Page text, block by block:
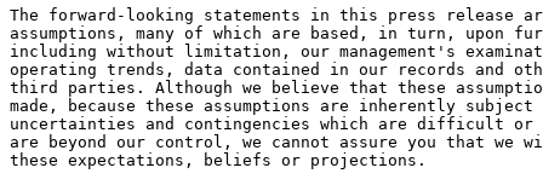
The forward-looking statements in this press release
assumptions, many of which are based, in turn, upon
including without limitation, our management's
operating trends, data contained in our records and
third parties. Although we believe that these
made, because these assumptions are inherently
uncertainties and contingencies which are difficult or
are beyond our control, we cannot assure you that we
these expectations, beliefs or projections.